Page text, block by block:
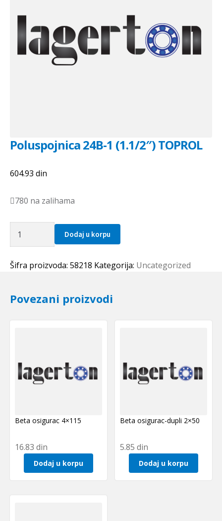
Poluspojnica 24B-1 (1.1/2″) TOPROL
604.93 din
780 na zalihama
Poluspojnica
24B-
(1.1/2")
Dodaj u korpu
Šifra proizvoda: 58218 Kategorija: Uncategorized
Povezani proizvodi
Beta osigurac 4×115
16.83 din
Dodaj u korpu
Beta osigurac-dupli 2×50
5.85din
Dodaj u korpu